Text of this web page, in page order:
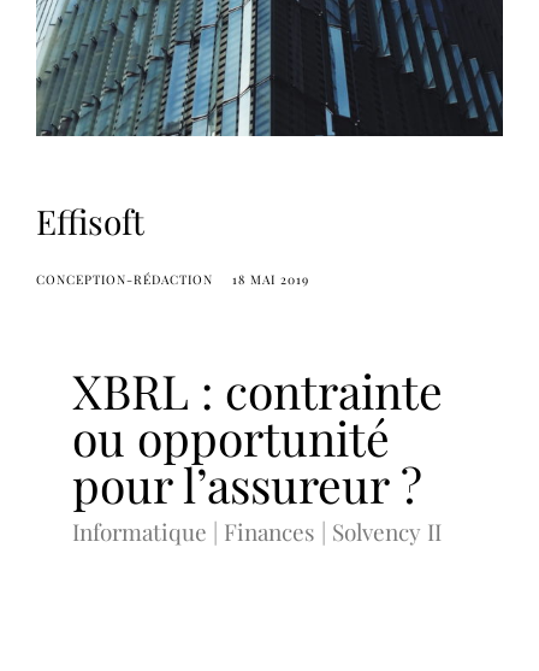
Effisoft
CONCEPTION-RÉDACTION 18 MAI 2019
XBRL : contrainte
ou opportunité
pour l’assureur ?
Informatique | Finances | Solvency II